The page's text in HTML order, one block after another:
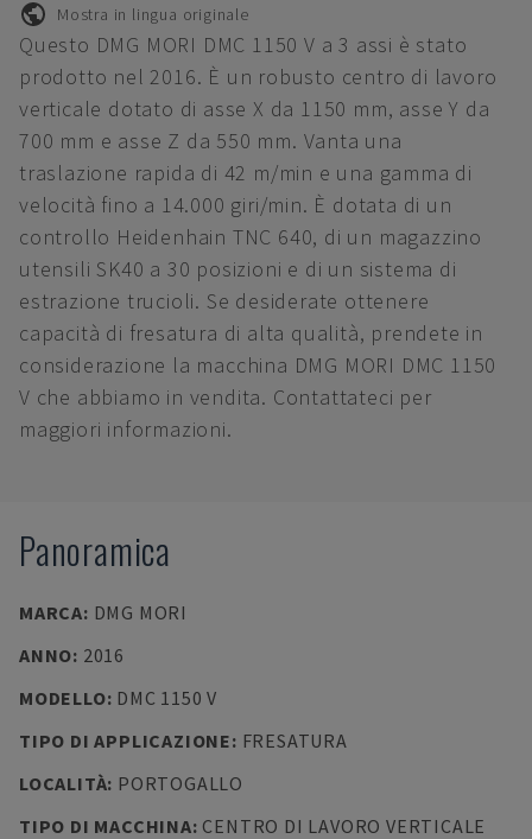
Mostra in lingua originale
Questo DMG MORI DMC 1150 V a 3 assi è stato
prodotto nel 2016. È un robusto centro di lavoro
verticale dotato di asse X da 1150 mm, asse Y da
700 mm e asse Z da 550 mm. Vanta una
traslazione rapida di 42 m/min e una gamma di
velocità fino a 14.000 giri/min. È dotata di un
controllo Heidenhain TNC 640, di un magazzino
utensili SK40 a 30 posizioni e di un sistema di
estrazione trucioli. Se desiderate ottenere
capacità di fresatura di alta qualità, prendete in
considerazione la macchina DMG MORI DMC 1150
V che abbiamo in vendita. Contattateci per
maggiori informazioni.
Panoramica
MARCA: DMG MORI
ANNO: 2016
MODELLO: DMC 1150 V
TIPO DI APPLICAZIONE: FRESATURA
LOCALITÀ: PORTOGALLO
TIPO DI MACCHINA: CENTRO DI LAVORO VERTICALE